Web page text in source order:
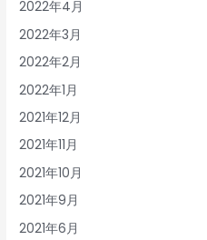
2022年4月
2022年3月
2022年2月
2022年1月
2021年12月
2021年11月
2021年10月
2021年9月
2021年6月